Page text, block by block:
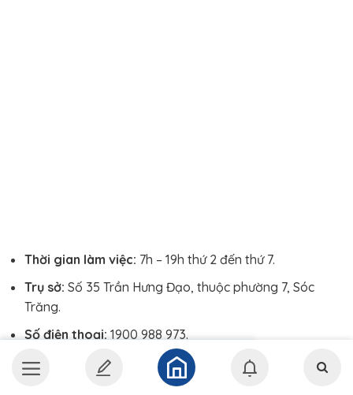
Thời gian làm việc: 7h – 19h thứ 2 đến thứ 7.
Trụ sở: Số 35 Trần Hưng Đạo, thuộc phường 7, Sóc
Trăng.
Số điện thoại:1900 988 973.
Facebook:
https://www.facebook.com/nhakhoasaigontamducs